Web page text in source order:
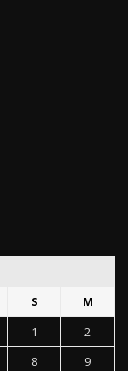
S
M
1
2
8
9